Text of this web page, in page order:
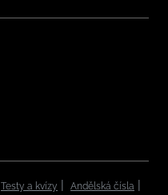
Testy a kvízy
Andělská čísla